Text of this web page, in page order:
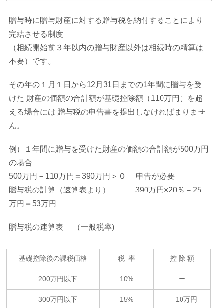
贈与時に贈与財産に対する贈与税を納付することにより
完結させる制度
（相続開始前３年以内の贈与財産以外は相続時の精算は
不要）です。
その年の１月１日から12月31日までの1年間に贈与を受
けた 財産の価額の合計額が基礎控除額（110万円）を超
える場合には 贈与税の申告書を提出しなければまりませ
ん。
例）１年間に贈与を受けた財産の価額の合計額が500万円
の場合
500万円－110万円＝390万円＞０ 申告が必要
贈与税の計算（速算表より） 390万円×20％－25
万円＝53万円
贈与税の速算表 （一般税率)
基礎控除後の課税価格 税 率 控 除 額
200万円以下 10% ー
300万円以下 15% 10万円